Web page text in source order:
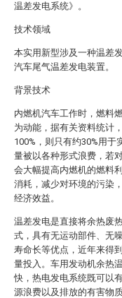
温差发电系统》。
技术领域
本实用新型涉及一种温差
汽车尾气温差发电装置。
背景技术
内燃机汽车工作时，燃料
为动能，据有关资料统计
100%，则只有约30%用于
量被以各种形式浪费，若
会大幅提高内燃机的燃料
消耗，减少对环境的污染
经济效益。
温差发电是直接将余热废
式，具有无运动部件、无
寿命长等优点，近年来得
量投入。车用发动机余热
快，热电发电系统既可以
源浪费以及排放的有害物